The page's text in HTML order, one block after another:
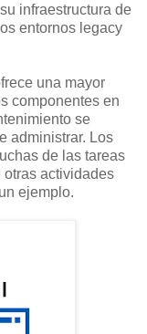
infraestructura de
entornos legacy
una mayor
componentes en
se
administrar. Los
de las tareas
otras actividades
ejemplo.